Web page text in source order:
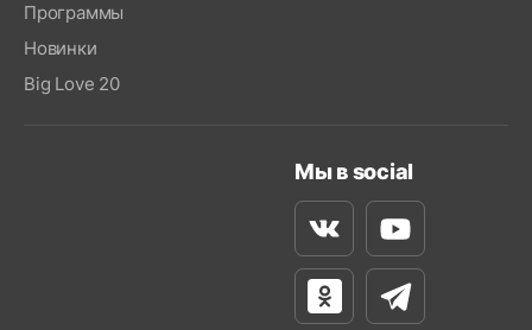
Программы
Новинки
Big Love 20
Мы в social
ВконтактеYoutube
Одноклассники
Телеграм